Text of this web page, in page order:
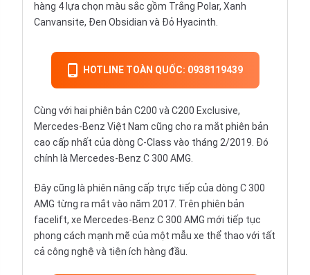
hàng 4 lựa chọn màu sắc gồm Trắng Polar, Xanh
Canvansite, Đen Obsidian và Đỏ Hyacinth.
HOTLINE TOÀN QUỐC: 0938119439
Cùng với hai phiên bản C200 và C200 Exclusive,
Mercedes-Benz Việt Nam cũng cho ra mắt phiên bản
cao cấp nhất của dòng C-Class vào tháng 2/2019. Đó
chính là Mercedes-Benz C 300 AMG.
Đây cũng là phiên nâng cấp trực tiếp của dòng C 300
AMG từng ra mắt vào năm 2017. Trên phiên bản
facelift, xe Mercedes-Benz C 300 AMG mới tiếp tục
phong cách mạnh mẽ của một mẫu xe thể thao với tất
cả công nghệ và tiện ích hàng đầu.